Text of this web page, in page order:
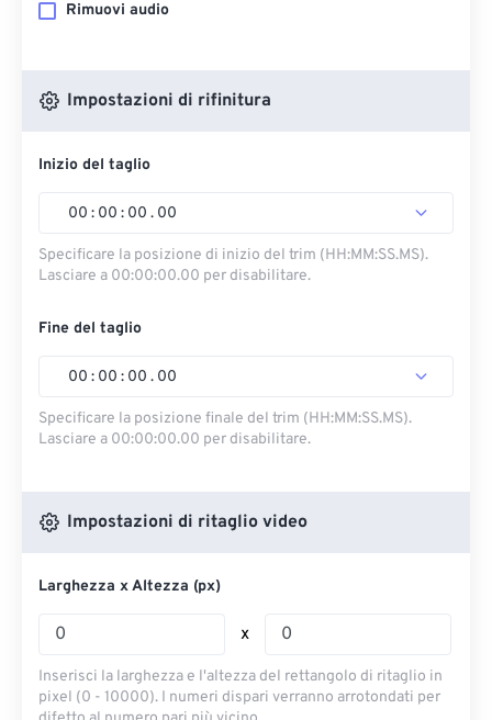
Rimuovi audio
Impostazioni di rifinitura
Inizio del taglio
00 : 00 : 00 . 00
Specificare la posizione di inizio del trim (HH:MM:SS.MS).
Lasciare a 00:00:00.00 per disabilitare.
Fine del taglio
00 : 00 : 00 . 00
Specificare la posizione finale del trim (HH:MM:SS.MS).
Lasciare a 00:00:00.00 per disabilitare.
Impostazioni di ritaglio video
Larghezza x Altezza (px)
x
Inserisci la larghezza e l'altezza del rettangolo di ritaglio in
pixel (0 - 10000). I numeri dispari verranno arrotondati per